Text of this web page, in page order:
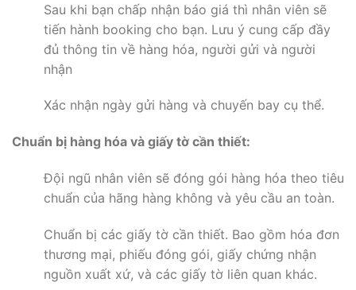
Sau khi bạn chấp nhận báo giá thì nhân viên sẽ
tiến hành booking cho bạn. Lưu ý cung cấp đầy
đủ thông tin về hàng hóa, người gửi và người
nhận
Xác nhận ngày gửi hàng và chuyến bay cụ thể.
Chuẩn bị hàng hóa và giấy tờ cần thiết:
Đội ngũ nhân viên sẽ đóng gói hàng hóa theo tiêu
chuẩn của hãng hàng không và yêu cầu an toàn.
Chuẩn bị các giấy tờ cần thiết. Bao gồm hóa đơn
thương mại, phiếu đóng gói, giấy chứng nhận
nguồn xuất xứ, và các giấy tờ liên quan khác.